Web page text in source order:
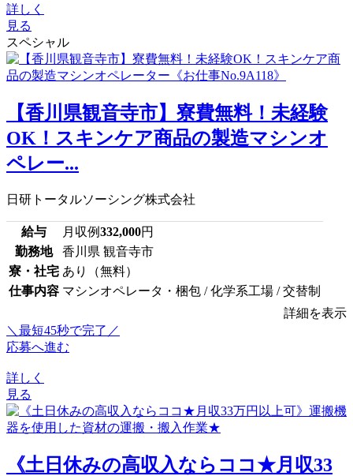
詳しく
見る
スペシャル
【香川県観音寺市】寮費無料！未経験
OK！スキンケア商品の製造マシンオ
ペレー...
日研トータルソーシング株式会社
給与 月収例332,000円
勤務地
香川県 観音寺市
寮・社宅 あり（無料）
仕事内容 マシンオペレータ・梱包 / 化学系工場 / 交替制
詳細を表示
＼最短45秒で完了／
応募へ進む
詳しく
見る
《土日休みの高収入ならココ★月収33